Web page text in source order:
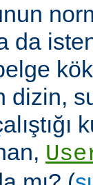
da
dizin,